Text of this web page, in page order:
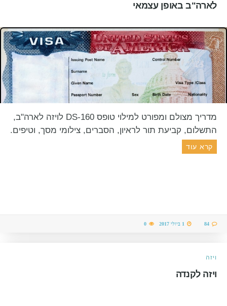
לארה"ב באופן עצמאי
מדריך מצולם ומפורט למילוי טופס DS-160 לויזה לארה"ב,
התשלום, קביעת תור לראיון, הסברים, צילומי מסך, וטיפים.
קרא עוד
ויזה
ויזה לקנדה